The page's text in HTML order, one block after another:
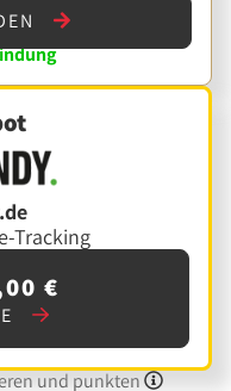
Tracking
€
und punkten